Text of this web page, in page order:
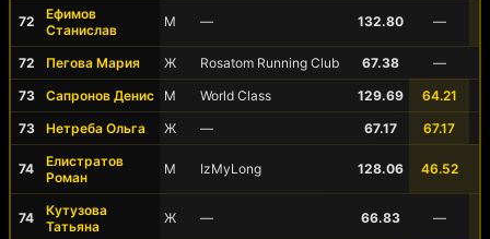
72
Ефимов
Станислав
М — 132.80 —
72 Пегова Мария Ж Rosatom Running Club 67.38
—
73
Сапронов Денис М World Class 129.69
64.21
73
Нетреба Ольга Ж — 67.17 67.17
74
Елистратов
Роман
М IzMyLong 128.06 46.52
74
Кутузова
Татьяна
Ж — 66.83 —